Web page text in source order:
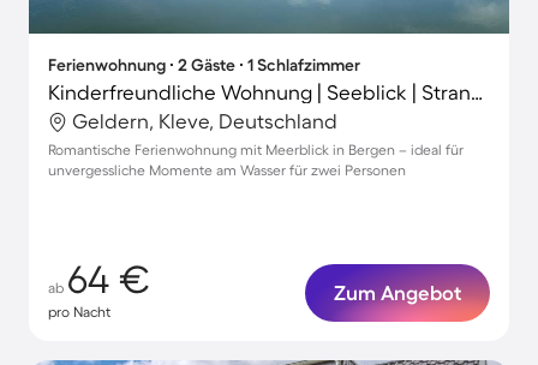
Ferienwohnung ∙ 2 Gäste ∙ 1 Schlafzimmer
Kinderfreundliche Wohnung | Seeblick | Strand in der Nähe
Geldern, Kleve, Deutschland
Romantische Ferienwohnung mit Meerblick in Bergen – ideal für
unvergessliche Momente am Wasser für zwei Personen
ab 64 €
pro Nacht
Zum Angebot